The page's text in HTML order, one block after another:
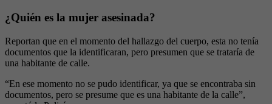
¿Quién es la mujer asesinada?
Reportan que en el momento del hallazgo del cuerpo, esta no tenía
documentos que la identificaran, pero presumen que se trataría de
una habitante de calle.
“En ese momento no se pudo identificar, ya que se encontraba sin
documentos, pero se presume que es una habitante de la calle”,